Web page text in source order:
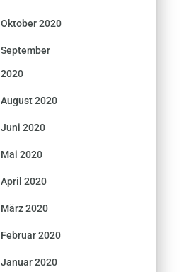
Oktober 2020
September
2020
August 2020
Juni 2020
Mai 2020
April 2020
März 2020
Februar 2020
Januar 2020